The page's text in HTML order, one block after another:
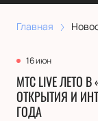
Главная
16 июн
МТС LIVE ЛЕТО
ОТКРЫТИЯ И
ГОДА